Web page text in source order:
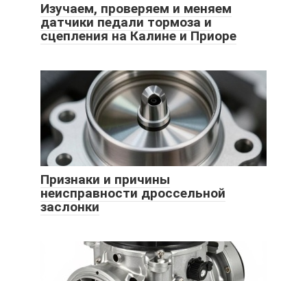
Изучаем, проверяем и меняем
датчики педали тормоза и
сцепления на Калине и Приоре
Признаки и причины
неисправности дроссельной
заслонки